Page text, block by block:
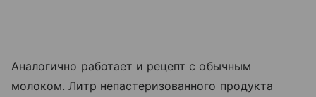
Аналогично работает и рецепт с обычным
молоком. Литр непастеризованного продукта